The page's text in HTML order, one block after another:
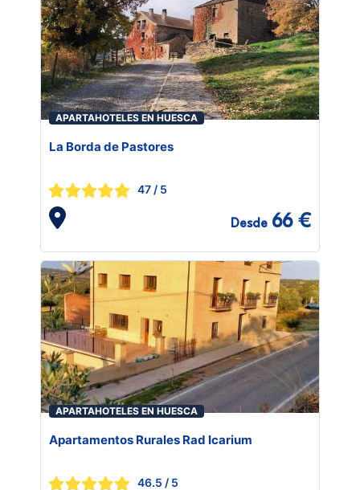
APARTAHOTELES EN HUESCA
La Borda de Pastores
47 / 5
Desde 66 €
APARTAHOTELES EN HUESCA
Apartamentos Rurales Rad Icarium
46.5 / 5